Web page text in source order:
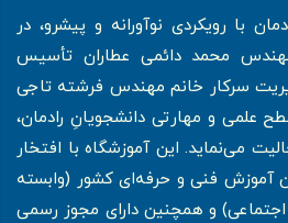
با رویکردی نوآورانه و پیشرو، در
مهندس محمد دائمی عطاران تأسیس
سرکار خانم مهندس فرشته تاجی
علمی و مهارتی دانشجویانِ رادمان،
می‌نماید. این آموزشگاه با افتخار
آموزش فنی و حرفه‌ای کشور (وابسته
اجتماعی) و همچنین دارای مجوز رسمی